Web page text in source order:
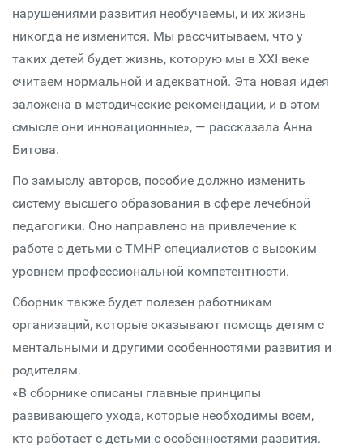
нарушениями развития необучаемы, и их жизнь
никогда не изменится. Мы рассчитываем, что у
таких детей будет жизнь, которую мы в XXI веке
считаем нормальной и адекватной. Эта новая идея
заложена в методические рекомендации, и в этом
смысле они инновационные», — рассказала Анна
Битова.
По замыслу авторов, пособие должно изменить
систему высшего образования в сфере лечебной
педагогики. Оно направлено на привлечение к
работе с детьми с ТМНР специалистов с высоким
уровнем профессиональной компетентности.
Сборник также будет полезен работникам
организаций, которые оказывают помощь детям с
ментальными и другими особенностями развития и
родителям.
«В сборнике описаны главные принципы
развивающего ухода, которые необходимы всем,
кто работает с детьми с особенностями развития.